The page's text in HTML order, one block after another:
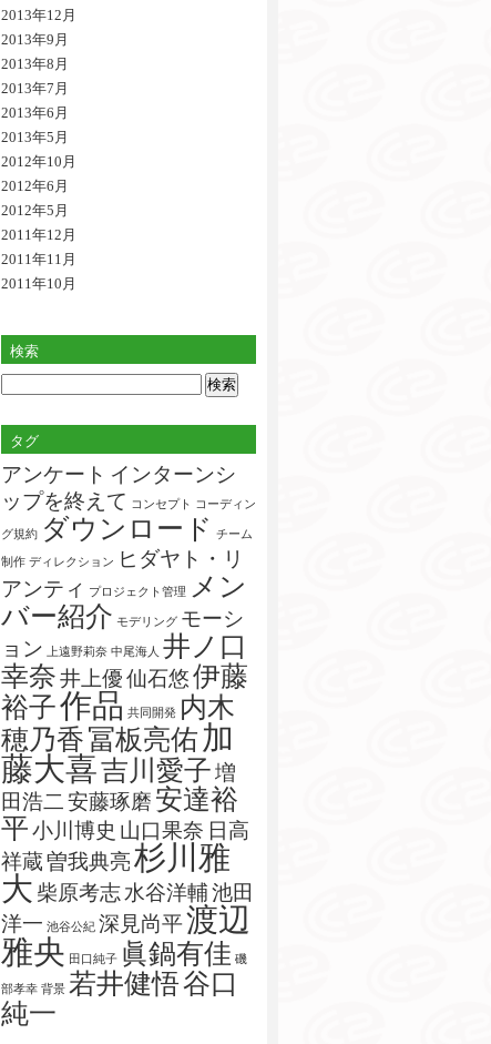
2013年12月
2013年9月
2013年8月
2013年7月
2013年6月
2013年5月
2012年10月
2012年6月
2012年5月
2011年12月
2011年11月
2011年10月
検索
タグ
アンケート インターンシ
ップを終えて
コンセプト コーディン
グ規約 ダウンロード チーム
制作 ディレクション
ヒダヤト・リ
アンティ
プロジェクト管理
メン
バー紹介 モデリング モーシ
ョン
上遠野莉奈 中尾海人 井ノ口
幸奈井上優仙石悠伊藤
裕子作品 共同開発 内木
穂乃香冨板亮佑 加
藤大喜吉川愛子増
田浩二安藤琢磨 安達裕
平小川博史 山口果奈 日高
祥蔵曽我典亮杉川雅
大 柴原考志水谷洋輔池田
洋一 池谷公紀 深見尚平渡辺
雅央 田口純子 眞鍋有佳 磯
部孝幸 背景 若井健悟谷口
純一